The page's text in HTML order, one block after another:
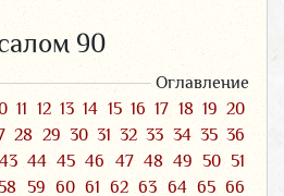
90
Оглавление
11 12 13 14 15 16 17 18 19 20
28 29 30 31 32 33 34 35 36
43 44 45 46 47 48 49 50 51
59 60 61 62 63 64 65 66